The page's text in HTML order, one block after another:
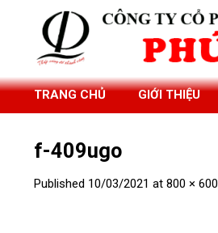
TRANG CHỦ GIỚI THIỆU
f-409ugo
Published 10/03/2021 at 800 × 600